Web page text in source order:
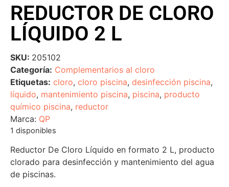
REDUCTOR DE CLORO
LÍQUIDO 2 L
SKU: 205102
Categoría: Complementarios al cloro
Etiquetas: cloro, cloro piscina, desinfección piscina,
líquido, mantenimiento piscina, piscina, producto
químico piscina, reductor
Marca: QP
1 disponibles
Reductor De Cloro Líquido en formato 2 L, producto
clorado para desinfección y mantenimiento del agua
de piscinas.